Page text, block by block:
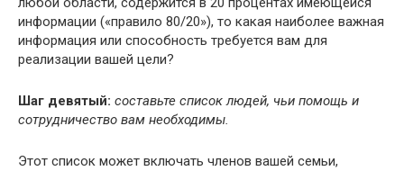
информации («правило 80/20»), то какая наиболее важная
информация или способность требуется вам для
реализации вашей цели?
Шаг девятый: составьте список людей, чьи помощь и
сотрудничество вам необходимы.
Этот список может включать членов вашей семьи,